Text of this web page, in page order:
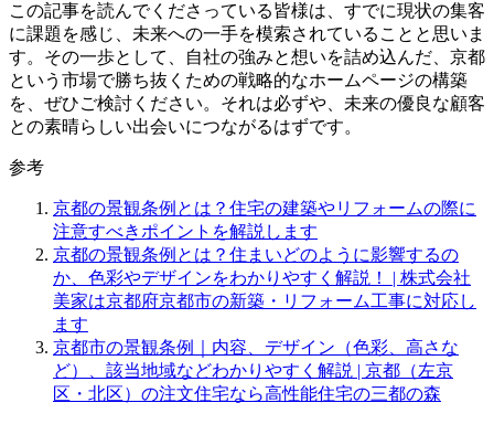
この記事を読んでくださっている皆様は、すでに現状の集客
に課題を感じ、未来への一手を模索されていることと思いま
す。その一歩として、自社の強みと想いを詰め込んだ、京都
という市場で勝ち抜くための戦略的なホームページの構築
を、ぜひご検討ください。それは必ずや、未来の優良な顧客
との素晴らしい出会いにつながるはずです。
参考
京都の景観条例とは？住宅の建築やリフォームの際に
注意すべきポイントを解説します
京都の景観条例とは？住まいどのように影響するの
か、色彩やデザインをわかりやすく解説！ | 株式会社
美家は京都府京都市の新築・リフォーム工事に対応し
ます
京都市の景観条例｜内容、デザイン（色彩、高さな
ど）、該当地域などわかりやすく解説 | 京都（左京
区・北区）の注文住宅なら高性能住宅の三都の森